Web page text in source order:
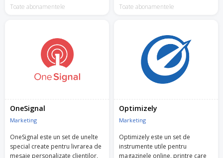
Toate abonamentele Toate abonamentele
OneSignal
Marketing
OneSignal este un set de unelte
special create pentru livrarea de
mesaje personalizate clientilor,
Optimizely
Marketing
Optimizely este un set de
instrumente utile pentru
magazinele online, printre care